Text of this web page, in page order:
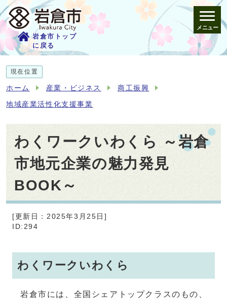
岩倉市トップ
に戻る
メニュー
現在位置
ホーム 産業・ビジネス 商工振興
地域産業活性化支援事業
わくワークいわくら ～岩倉
市地元企業の魅力発見
BOOK～
[更新日：2025年3月25日]
ID:294
わくワークいわくら
岩倉市には、全国シェアトップクラスのもの、